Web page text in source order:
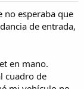
no esperaba que
de entrada,
en mano.
cuadro de